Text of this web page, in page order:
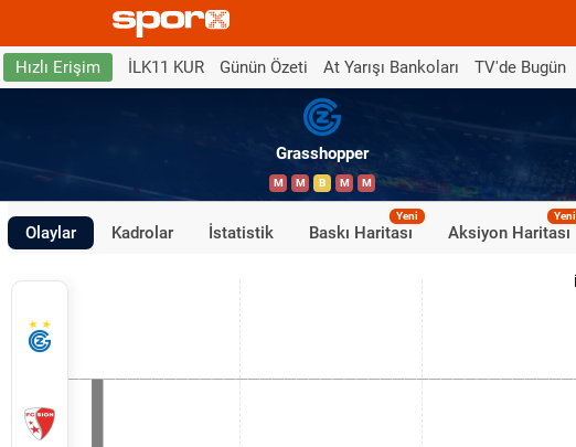
Hızlı Erişim İLK11 KUR Günün Özeti At Yarışı Bankoları TV'de Bugün
Grasshopper
M M B M M
Olaylar Kadrolar İstatistik Baskı Haritası
Yeni
Aksiyon Haritası
Yeni